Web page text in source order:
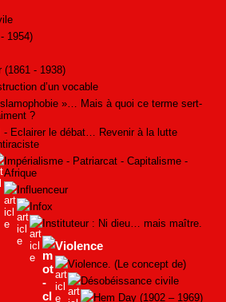
1954)
(1861 - 1938)
d’un vocable
»… Mais à quoi ce terme sert-
?
- Eclairer le débat… Revenir à la lutte
Impérialisme - Patriarcat - Capitalisme -
Afrique
Influenceur
Infox
Instituteur : Ni dieu… mais maître.
Violence
Violence. (Le concept de)
Désobéissance civile
Hem Day (1902 – 1969)